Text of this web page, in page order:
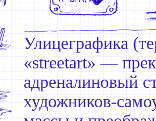
Улицеграфика
«streetart» —
адреналиновый
художников-